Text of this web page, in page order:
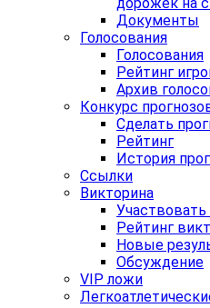
дорожек на
Документы
Голосования
Голосования
Рейтинг
Архив
Конкурс
Сделать
Рейтинг
История
Ссылки
Викторина
Рейтинг
Новые
Обсуждение
VIP ложи